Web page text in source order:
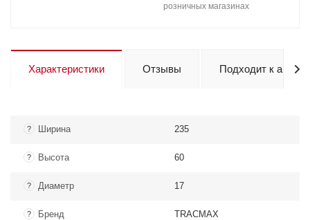
розничных магазинах
Характеристики Отзывы Подходит к авто
? Ширина 235
? Высота 60
? Диаметр 17
? Бренд TRACMAX